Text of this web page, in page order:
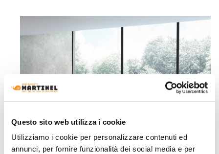
Questo sito web utilizza i cookie
Utilizziamo i cookie per personalizzare contenuti ed
annunci, per fornire funzionalità dei social media e per